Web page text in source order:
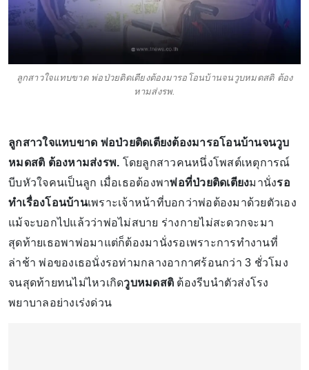
ลูกสาวใจแทบขาด พ่อป่วยติดเตียงต้องมารอโอนบ้านจนวูบหมดสติ ต้อง
หามส่งรพ.
ลูกสาวใจแทบขาด พ่อป่วยติดเตียงต้องมารอโอนบ้านจนวูบ
หมดสติ ต้องหามส่งรพ. โดยลูกสาวคนหนึ่งโพสต์เหตุการณ์
บีบหัวใจคนเป็นลูก เมื่อเธอต้องพาพ่อที่ป่วยติดเตียงมานั่งรอ
ทำเรื่องโอนบ้านเพราะเจ้าหน้าที่บอกว่าพ่อต้องมาด้วยตัวเอง
แม้จะบอกไปแล้วว่าพ่อไม่สบาย ร่างกายไม่สะดวกจะมา
สุดท้ายเธอพาพ่อมาแต่ก็ต้องมานั่งรอเพราะการทำงานที่
ล่าช้า พ่อของเธอนั่งรอท่ามกลางอากาศร้อนกว่า 3 ชั่วโมง
จนสุดท้ายทนไม่ไหวเกิดวูบหมดสติ ต้องรีบนำตัวส่งโรง
พยาบาลอย่างเร่งด่วน